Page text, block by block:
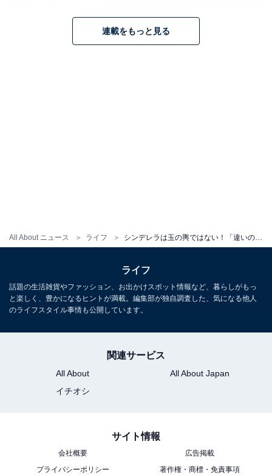
All About ニュース ライフ
お金だけじゃなく時間もかけて誠意を見せた、モルガン
シンデレラは玉の輿ではない
話のシンデレラは、厳密には玉の輿ではありません。
シンデレラは古くから広い地域に伝わる民間伝承です
ル・ペルー版が、現在知られているシンデレラ物語の元
になっています。
連載をもっと見る
ライフ
話題の生活雑貨やファッション、お出かけスポット情報など、暮らしがもっ
と楽しく、豊かになるヒントが満載。編集部が独自調査した、気になる他人
のライフスタイル事情も公開しています。
関連サービス
All About
All About Japan
イチオシ
サイト情報
会社概要
広告掲載
プライバシーポリシー
著作権・商標・免責事項